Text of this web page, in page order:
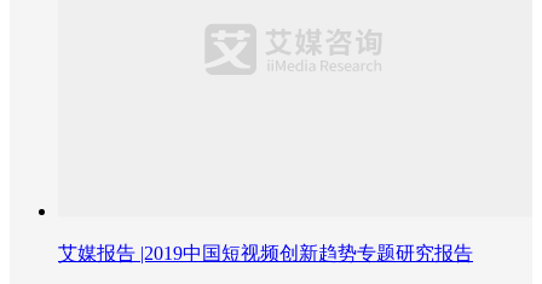
艾媒报告 |2019中国短视频创新趋势专题研究报告